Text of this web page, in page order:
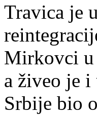
Travica je
Mirkovci u
a živeo je i
Srbije bio